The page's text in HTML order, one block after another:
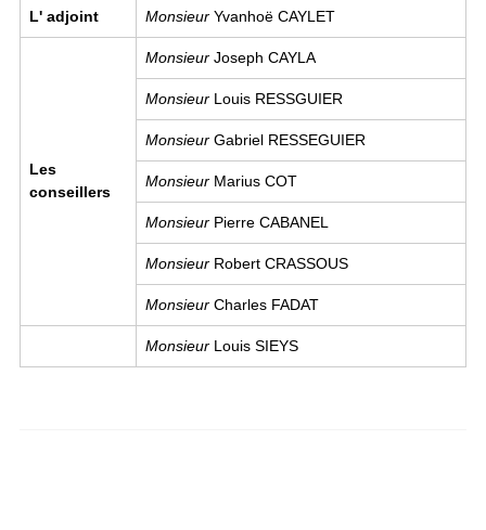
L' adjoint Monsieur Yvanhoë CAYLET
Les
conseillers
Monsieur Joseph CAYLA
Monsieur Louis RESSGUIER
Monsieur Gabriel RESSEGUIER
Monsieur Marius COT
Monsieur Pierre CABANEL
Monsieur Robert CRASSOUS
Monsieur Charles FADAT
Monsieur Louis SIEYS